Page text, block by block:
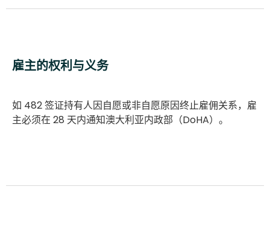
雇主的权利与义务
如 482 签证持有人因自愿或非自愿原因终止雇佣关系，雇
主必须在 28 天内通知澳大利亚内政部（DoHA）。